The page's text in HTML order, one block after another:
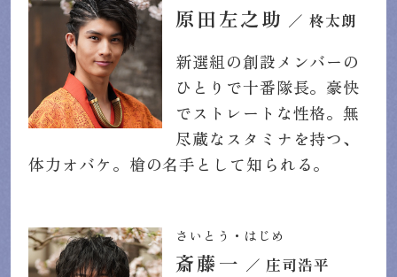
原田左之助 ／ 柊太朗
新選組の創設メンバーの
ひとりで十番隊長。豪快
でストレートな性格。無
尽蔵なスタミナを持つ、
体力オバケ。槍の名手として知られる。
さいとう・はじめ
斎藤一 ／ 庄司浩平